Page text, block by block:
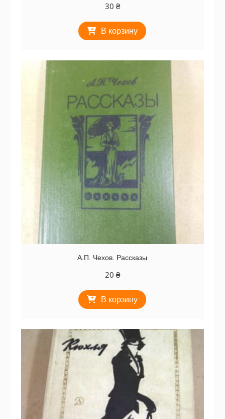
30 ₴
В корзину
А.П. Чехов. Рассказы
20 ₴
В корзину